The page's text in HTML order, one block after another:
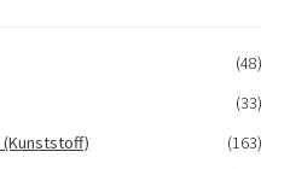
(48)
(33)
(Kunststoff)
(163)